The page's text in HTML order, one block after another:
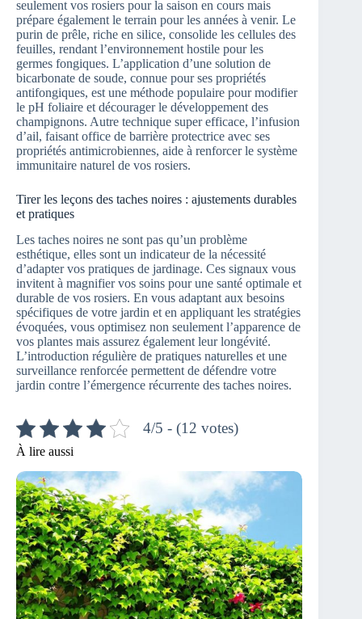
seulement vos rosiers pour la saison en cours mais
prépare également le terrain pour les années à venir. Le
purin de prêle, riche en silice, consolide les cellules des
feuilles, rendant l’environnement hostile pour les
germes fongiques. L’application d’une solution de
bicarbonate de soude, connue pour ses propriétés
antifongiques, est une méthode populaire pour modifier
le pH foliaire et décourager le développement des
champignons. Autre technique super efficace, l’infusion
d’ail, faisant office de barrière protectrice avec ses
propriétés antimicrobiennes, aide à renforcer le système
immunitaire naturel de vos rosiers.
Tirer les leçons des taches noires : ajustements durables
et pratiques
Les taches noires ne sont pas qu’un problème
esthétique, elles sont un indicateur de la nécessité
d’adapter vos pratiques de jardinage. Ces signaux vous
invitent à magnifier vos soins pour une santé optimale et
durable de vos rosiers. En vous adaptant aux besoins
spécifiques de votre jardin et en appliquant les stratégies
évoquées, vous optimisez non seulement l’apparence de
vos plantes mais assurez également leur longévité.
L’introduction régulière de pratiques naturelles et une
surveillance renforcée permettent de défendre votre
jardin contre l’émergence récurrente des taches noires.
4/5 - (12 votes)
À lire aussi